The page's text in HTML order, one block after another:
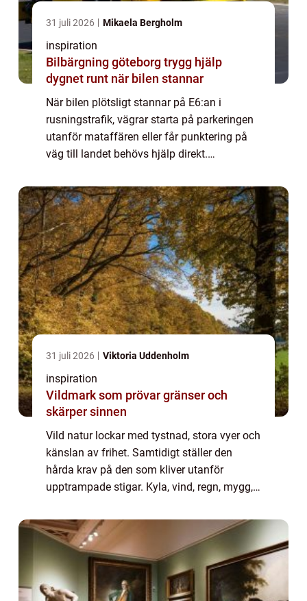
31 juli 2026 Mikaela Bergholm
inspiration
Bilbärgning göteborg trygg hjälp
dygnet runt när bilen stannar
När bilen plötsligt stannar på E6:an i
rusningstrafik, vägrar starta på parkeringen
utanför mataffären eller får punktering på
väg till landet behövs hjälp direkt.
många tänker först på försäkring och
verkstad. Men...
31 juli 2026 Viktoria Uddenholm
inspiration
Vildmark som prövar gränser och
skärper sinnen
Vild natur lockar med tystnad, stora vyer och
känslan av frihet. Samtidigt ställer den
hårda krav på den som kliver utanför
upptrampade stigar. Kyla, vind, regn, mygg,